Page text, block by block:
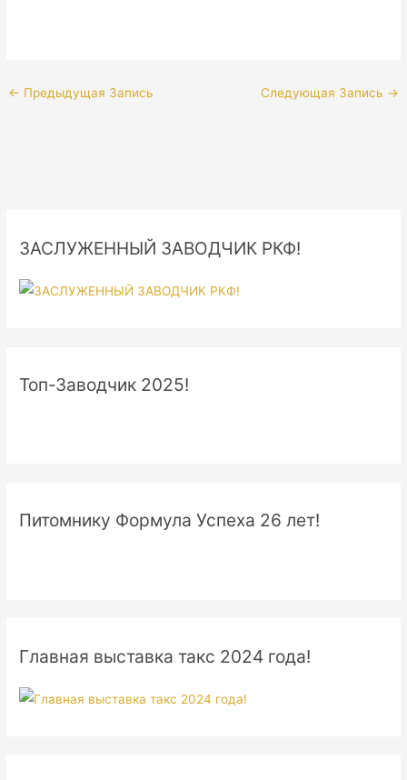
← Предыдущая Запись Следующая Запись →
ЗАСЛУЖЕННЫЙ ЗАВОДЧИК РКФ!
Топ-Заводчик 2025!
Питомнику Формула Успеха 26 лет!
Главная выставка такс 2024 года!